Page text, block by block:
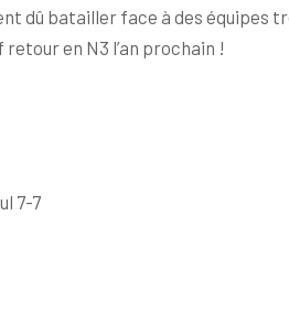
dû batailler face à des
en N3 l’an prochain !
7-7